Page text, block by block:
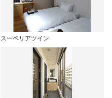
スーペリアツイン